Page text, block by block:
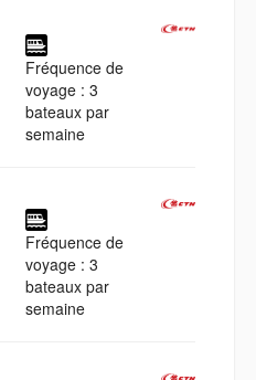
Fréquence de
voyage : 3
bateaux par
semaine
Fréquence de
voyage : 3
bateaux par
semaine